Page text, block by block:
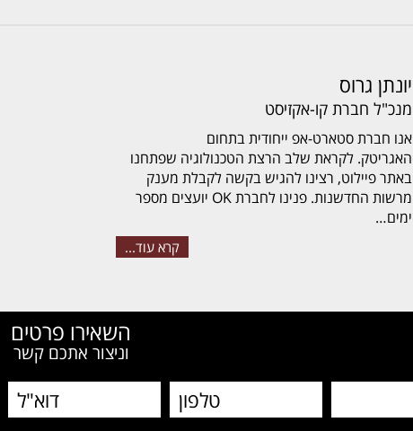
יונתן גרוס
מנכ"ל חברת קו-אקזיסט
אנו חברת סטארט-אפ ייחודית בתחום
האגריטק. לקראת שלב הרצת הטכנולוגיה שפתחנו
באתר פיילוט, רצינו להגיש בקשה לקבלת מענק
מרשות החדשנות. פנינו לחברת OK יועצים מספר
ימים…
קרא עוד...
השאירו פרטים
וניצור אתכם קשר